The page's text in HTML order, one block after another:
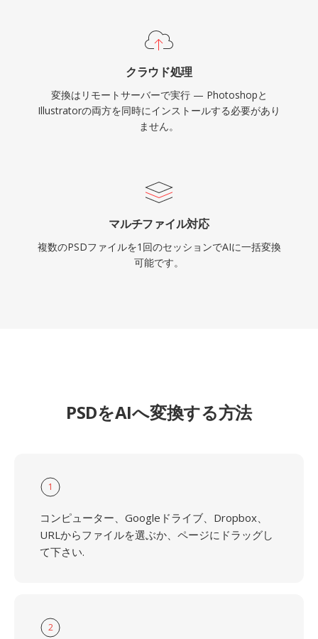
クラウド処理
変換はリモートサーバーで実行 — Photoshopと
Illustratorの両方を同時にインストールする必要があり
ません。
マルチファイル対応
複数のPSDファイルを1回のセッションでAIに一括変換
可能です。
PSDをAIへ変換する方法
1
コンピューター、Googleドライブ、Dropbox、
URLからファイルを選ぶか、ページにドラッグし
て下さい.
2